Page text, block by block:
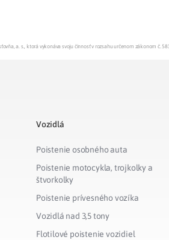
a. s., ktorá vykonáva svoju činnosť v rozsahu určenom zákonom
Vozidlá
Poistenie osobného auta
Poistenie motocykla, trojkolky a
štvorkolky
Poistenie prívesného vozíka
Vozidlá nad 3,5 tony
Flotilové poistenie vozidiel